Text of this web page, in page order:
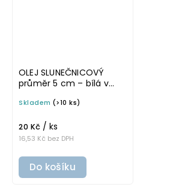
OLEJ SLUNEČNICOVÝ
průměr 5 cm – bílá v
omyvatelná samolepka
Skladem (>10 ks)
16,53 Kč bez DPH
20 Kč / ks
Do košíku